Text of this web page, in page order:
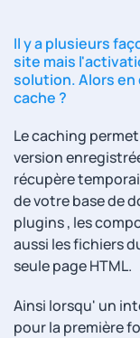
Il y a plusieurs
site mais
solution. Alors
cache ?
Le caching
version
récupère
de votre base de
plugins , les
aussi les fichiers
seule page HTML.
Ainsi lorsqu' un
pour la première